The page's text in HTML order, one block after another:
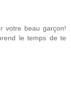
votre beau garçon!
le temps de te